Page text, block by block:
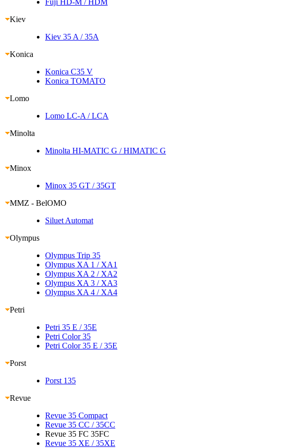
Kiev
Kiev 35 A / 35A
Konica
Konica C35 V
Konica TOMATO
Lomo
Lomo LC-A / LCA
Minolta
Minolta HI-MATIC G / HIMATIC G
Minox
Minox 35 GT / 35GT
MMZ - BelOMO
Siluet Automat
Olympus
Olympus Trip 35
Olympus XA 1 / XA1
Olympus XA 2 / XA2
Olympus XA 3 / XA3
Olympus XA 4 / XA4
Petri
Petri 35 E / 35E
Petri Color 35
Petri Color 35 E / 35E
Porst
Porst 135
Revue
Revue 35 Compact
Revue 35 CC / 35CC
Revue 35 FC 35FC
Revue 35 XE / 35XE